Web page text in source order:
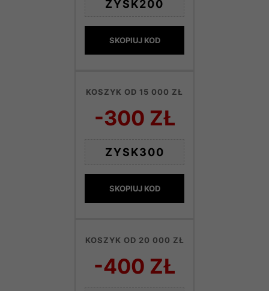
ZYSK200
SKOPIUJ KOD
KOSZYK OD 15 000 ZŁ
-300 ZŁ
ZYSK300
SKOPIUJ KOD
KOSZYK OD 20 000 ZŁ
-400 ZŁ